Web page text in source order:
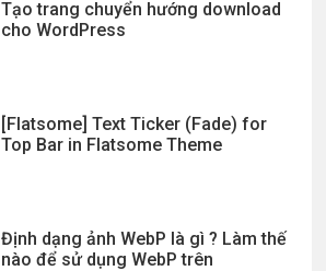
Tạo trang chuyển hướng download
cho WordPress
[Flatsome] Text Ticker (Fade) for
Top Bar in Flatsome Theme
Định dạng ảnh WebP là gì ? Làm thế
nào để sử dụng WebP trên